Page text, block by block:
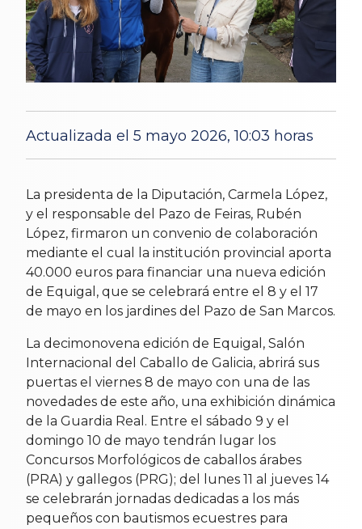
Actualizada el 5 mayo 2026, 10:03 horas
4 May 2026
La presidenta de la Diputación, Carmela López,
y el responsable del Pazo de Feiras, Rubén
López, firmaron un convenio de colaboración
mediante el cual la institución provincial aporta
40.000 euros para financiar una nueva edición
de Equigal, que se celebrará entre el 8 y el 17
de mayo en los jardines del Pazo de San Marcos.
La decimonovena edición de Equigal, Salón
Internacional del Caballo de Galicia, abrirá sus
puertas el viernes 8 de mayo con una de las
novedades de este año, una exhibición dinámica
de la Guardia Real. Entre el sábado 9 y el
domingo 10 de mayo tendrán lugar los
Concursos Morfológicos de caballos árabes
(PRA) y gallegos (PRG); del lunes 11 al jueves 14
se celebrarán jornadas dedicadas a los más
pequeños con bautismos ecuestres para